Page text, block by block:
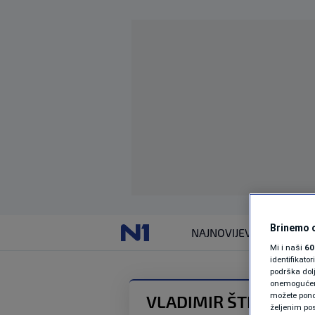
NAJNOVIJEVIJESTI
VLADIMIR ŠTIMAC
Brinemo
Mi i naši
podrška
možete
željenim